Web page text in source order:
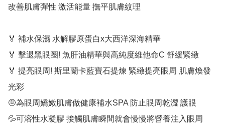
改善肌膚彈性 激活能量 撫平肌膚紋理
🏅 補水保濕 水解膠原蛋白x大西洋深海精華
🏅 擊退黑眼圈! 魚肝油精華與高純度維他命C 舒緩緊緻
🏅 提亮眼周! 斯里蘭卡藍寶石提煉 緊緻提亮眼周 肌膚煥發
光彩
🤨為眼周嬌嫩肌膚做健康補水SPA 防止眼周乾澀 護眼
💦可溶性水凝膠 接觸肌膚瞬間就會慢慢將營養注入眼周